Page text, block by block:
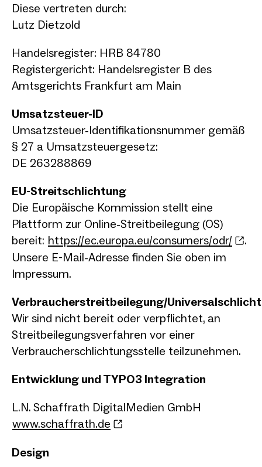
Diese vertreten durch:
Lutz Dietzold
Handelsregister: HRB 84780
Registergericht: Handelsregister B des
Amtsgerichts Frankfurt am Main
Umsatzsteuer-ID
Umsatzsteuer-Identifikationsnummer gemäß
§ 27 a Umsatzsteuergesetz:
DE 263288869
EU-Streitschlichtung
Die Europäische Kommission stellt eine
Plattform zur Online-Streitbeilegung (OS)
bereit: https://ec.europa.eu/consumers/odr/
.
Unsere E-Mail-Adresse finden Sie oben im
Impressum.
Verbraucherstreitbeilegung/
Wir sind nicht bereit oder verpflichtet, an
Streitbeilegungsverfahren vor einer
Verbraucherschlichtungsstelle teilzunehmen.
Entwicklung und TYPO3 Integration
L.N. Schaffrath DigitalMedien GmbH
www.schaffrath.de
Design